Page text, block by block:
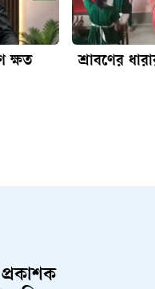
ক্ষত
শ্রাবণের